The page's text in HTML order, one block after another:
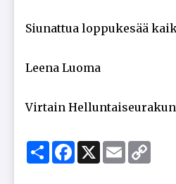
Siu­nat­tua lop­pu­ke­sää
Lee­na Luo­ma
Vir­tain
ShareFacebook
X Email